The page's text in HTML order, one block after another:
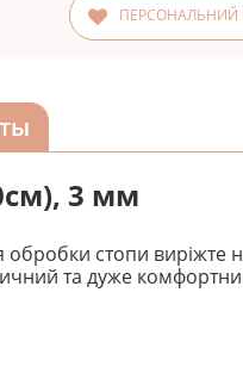
ПЕРСОНАЛЬНИЙ
3 мм
обробки стопи виріжте
та дуже